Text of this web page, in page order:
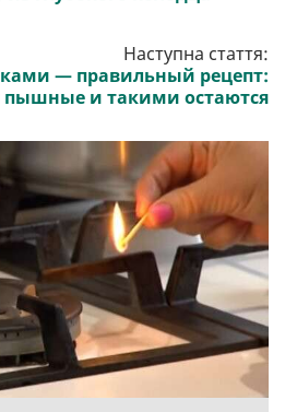
Наступна стаття:
— правильный рецепт:
пышные и такими остаются